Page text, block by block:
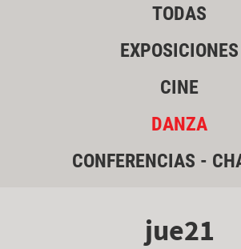
TODAS
EXPOSICIONES
CINE
DANZA
CONFERENCIAS -
jue21